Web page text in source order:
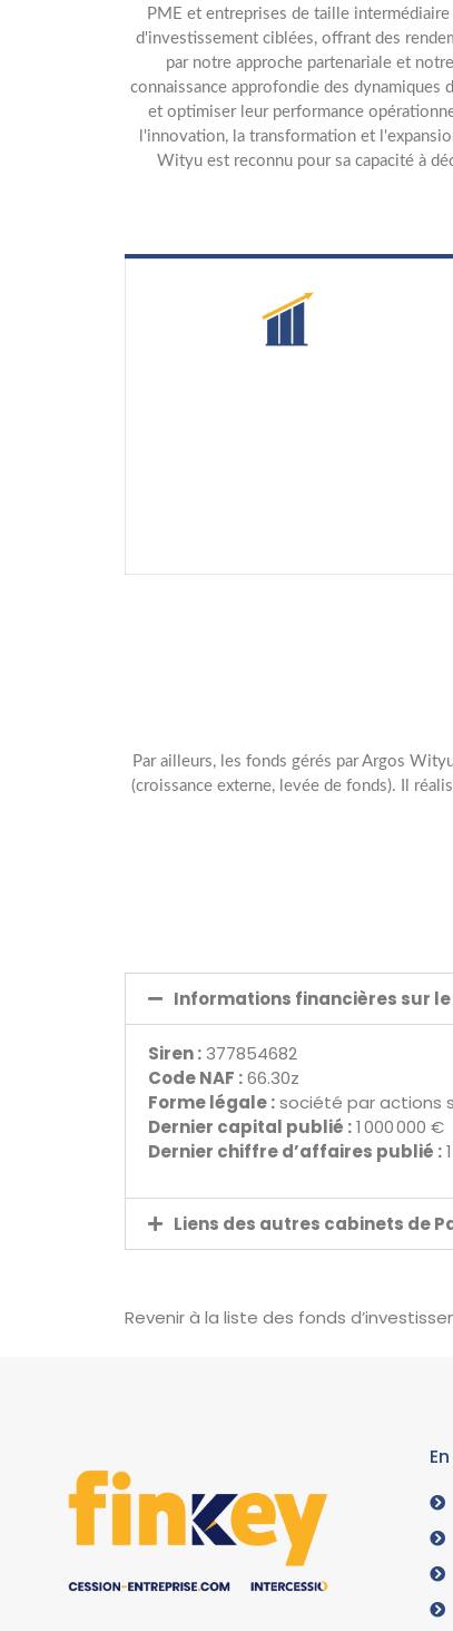
PME et entreprises de taille
d'investissement ciblées, offrant des
par notre approche partenariale et
connaissance approfondie des dynamiques
et optimiser leur performance
l'innovation, la transformation et
Wityu est reconnu pour sa capacité à
Par ailleurs, les fonds gérés par Argos
(croissance externe, levée de fonds). Il
Informations financières sur
Siren : 377854682
Code NAF :66.30z
Forme légale :société par actions
Dernier capital publié :1 000 000 €
Dernier chiffre d’affaires publié :
Liens des autres cabinets de
Revenir à la liste des fonds